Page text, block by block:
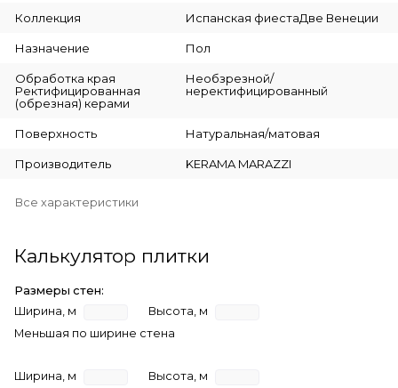
Коллекция Испанская фиестаДве Венеции
Назначение Пол
Обработка края
Ректифицированная
(обрезная) керами
Необзрезной/
неректифицированный
Поверхность Натуральная/матовая
Производитель KERAMA MARAZZI
Все характеристики
Калькулятор плитки
Размеры стен:
Ширина, м
Высота, м
Меньшая по ширине стена
Ширина, м
Высота, м